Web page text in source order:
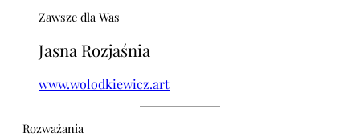
Zawsze dla Was
Jasna Rozjaśnia
www.wolodkiewicz.art
Rozważania